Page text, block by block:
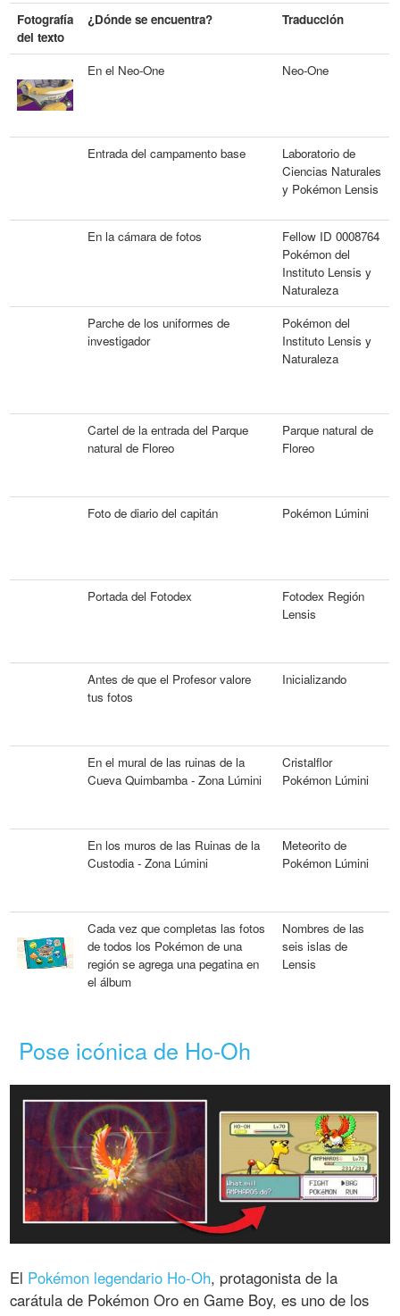
Fotografía
del texto
¿Dónde se encuentra? Traducción
En el Neo-One Neo-One
Entrada del campamento base
Laboratorio de
Ciencias Naturales
y Pokémon Lensis
En la cámara de fotos
Fellow ID 0008764
Pokémon del
Instituto Lensis y
Naturaleza
Parche de los uniformes de
investigador
Pokémon del
Instituto Lensis y
Naturaleza
Cartel de la entrada del Parque
natural de Floreo
Parque natural de
Floreo
Foto de diario del capitán Pokémon Lúmini
Portada del Fotodex
Fotodex Región
Lensis
Antes de que el Profesor valore
tus fotos
Inicializando
En el mural de las ruinas de la
Cueva Quimbamba - Zona Lúmini
Cristalflor
Pokémon Lúmini
En los muros de las Ruinas de la
Custodia - Zona Lúmini
Meteorito de
Pokémon Lúmini
Cada vez que completas las fotos
de todos los Pokémon de una
región se agrega una pegatina en
el álbum
Nombres de las
seis islas de
Lensis
Pose icónica de Ho-Oh
El Pokémon legendario Ho-Oh, protagonista de la
carátula de Pokémon Oro en Game Boy, es uno de los